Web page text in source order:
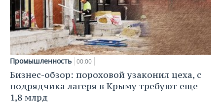
Промышленность 00:00
Бизнес-обзор: пороховой узаконил цеха, с
подрядчика лагеря в Крыму требуют еще
1,8 млрд